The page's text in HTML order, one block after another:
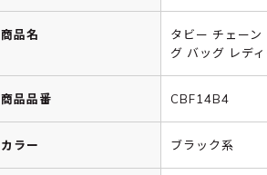
商品名
タビー チェー
グ バッグ レデ
商品品番 CBF14B4
カラー ブラック系